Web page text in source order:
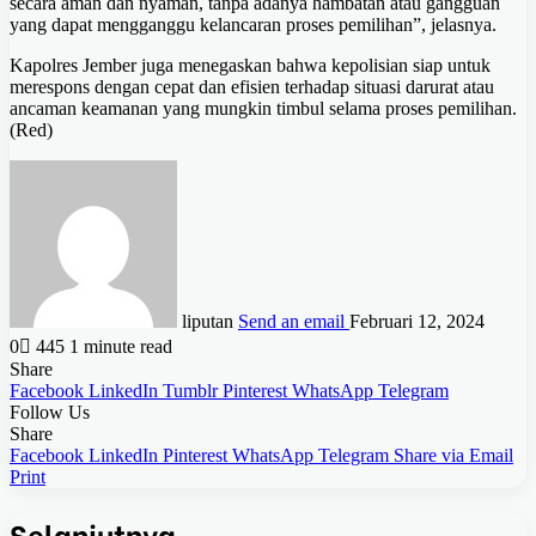
yang dapat mengganggu kelancaran proses pemilihan”, jelasnya.
Kapolres Jember juga menegaskan bahwa kepolisian siap untuk
merespons dengan cepat dan efisien terhadap situasi darurat atau
ancaman keamanan yang mungkin timbul selama proses pemilihan.
(Red)
liputan Send an email Februari 12, 2024
0
445 1 minute read
Share
Facebook LinkedIn Tumblr Pinterest WhatsApp Telegram
Follow Us
Share
Facebook LinkedIn Pinterest WhatsApp Telegram Share via Email
Print